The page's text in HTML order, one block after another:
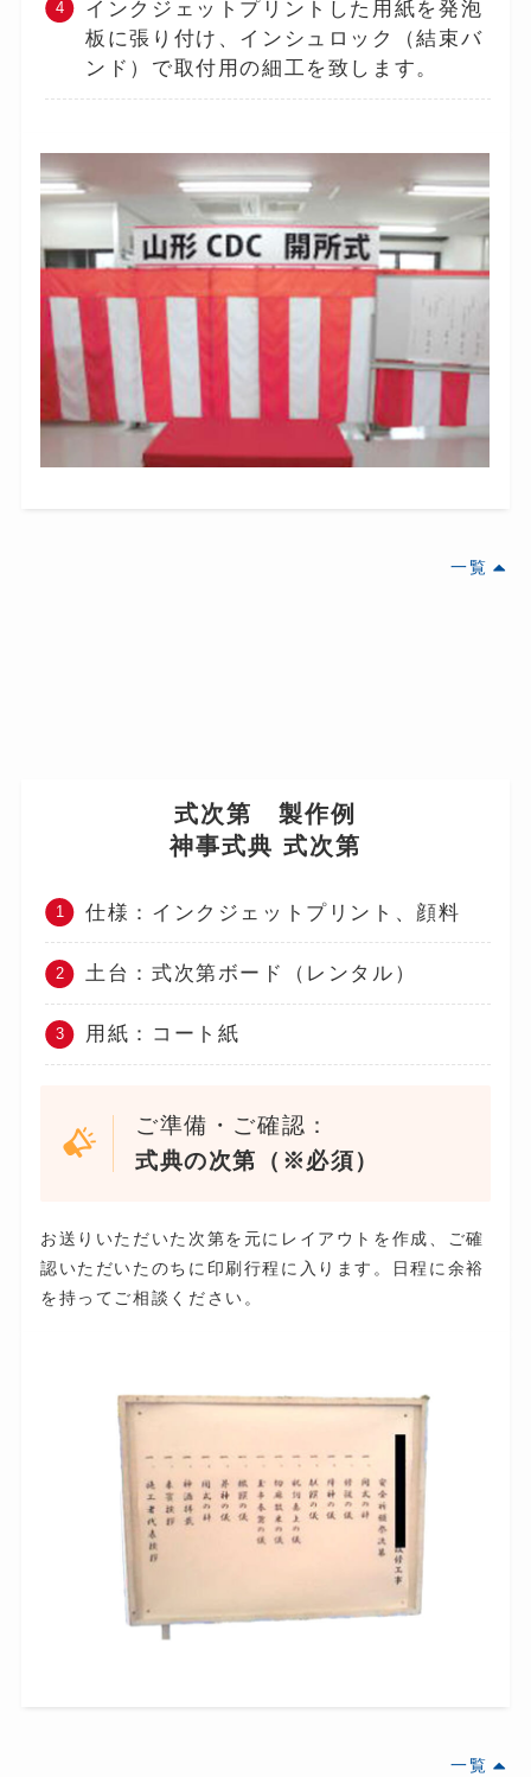
インクジェットプリントした用紙を発泡
板に張り付け、インシュロック（結束バ
ンド）で取付用の細工を致します。
一覧
式次第 製作例
神事式典 式次第
仕様：インクジェットプリント、顔料
土台：式次第ボード（レンタル）
用紙：コート紙
ご準備・ご確認：
式典の次第（※必須）
お送りいただいた次第を元にレイアウトを作成、ご確
認いただいたのちに印刷行程に入ります。日程に余裕
を持ってご相談ください。
一覧